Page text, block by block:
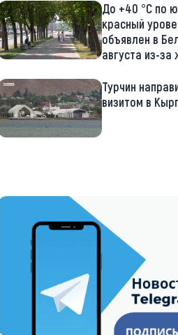
До +40 °С по
красный
объявлен в
августа из-
Турчин
визитом в
t.me/minskctvby